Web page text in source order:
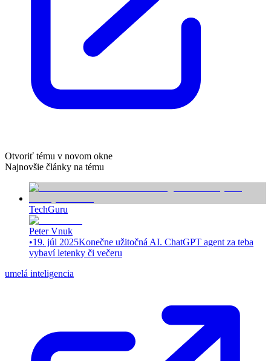
Otvoriť tému v novom okne
Najnovšie články na tému
TechGuru
Peter Vnuk
•19. júl 2025Konečne užitočná AI. ChatGPT agent za teba
vybaví letenky či večeru
umelá inteligencia